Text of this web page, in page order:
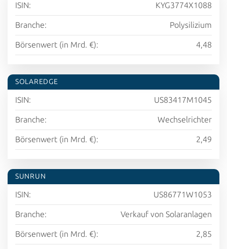
ISIN: KYG3774X1088
Branche: Polysilizium
Börsenwert (in Mrd. €): 4,48
SOLAREDGE
ISIN: US83417M1045
Branche: Wechselrichter
Börsenwert (in Mrd. €): 2,49
SUNRUN
ISIN: US86771W1053
Branche: Verkauf von Solaranlagen
Börsenwert (in Mrd. €): 2,85